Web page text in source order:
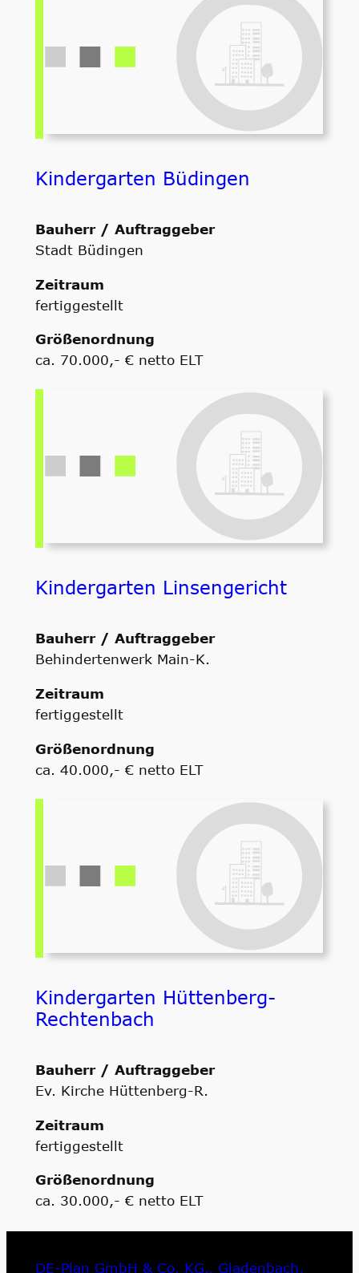
Kindergarten Büdingen
Bauherr / Auftraggeber
Stadt Büdingen
Zeitraum
fertiggestellt
Größenordnung
ca. 70.000,- € netto ELT
Kindergarten Linsengericht
Bauherr / Auftraggeber
Behindertenwerk Main-K.
Zeitraum
fertiggestellt
Größenordnung
ca. 40.000,- € netto ELT
Kindergarten Hüttenberg-
Rechtenbach
Bauherr / Auftraggeber
Ev. Kirche Hüttenberg-R.
Zeitraum
fertiggestellt
Größenordnung
ca. 30.000,- € netto ELT
DE-Plan GmbH & Co. KG., Gladenbach,